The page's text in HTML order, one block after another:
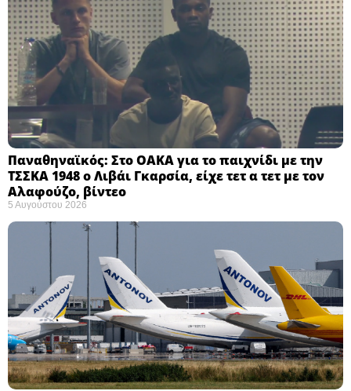
Παναθηναϊκός: Στο ΟΑΚΑ για το παιχνίδι με την
ΤΣΣΚΑ 1948 ο Λιβάι Γκαρσία, είχε τετ α τετ με τον
Αλαφούζο, βίντεο
5 Αυγούστου 2026